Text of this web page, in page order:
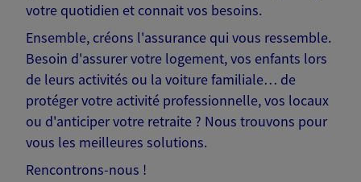
votre quotidien et connait vos besoins.
Ensemble, créons l'assurance qui vous ressemble.
Besoin d'assurer votre logement, vos enfants lors
de leurs activités ou la voiture familiale… de
protéger votre activité professionnelle, vos locaux
ou d'anticiper votre retraite ? Nous trouvons pour
vous les meilleures solutions.
Rencontrons-nous !